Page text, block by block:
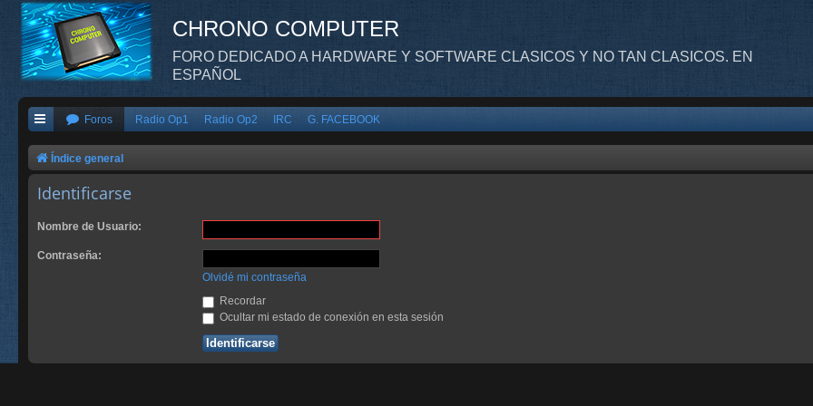
CHRONO COMPUTER
FORO DEDICADO A HARDWARE Y SOFTWARE CLASICOS Y NO TAN CLASICOS. EN
ESPAÑOL
Foros Radio Op1 Radio Op2 IRC G. FACEBOOK
Índice general
Identificarse
Nombre de Usuario:
Contraseña:
Olvidé mi contraseña
Recordar
Ocultar mi estado de conexión en esta sesión